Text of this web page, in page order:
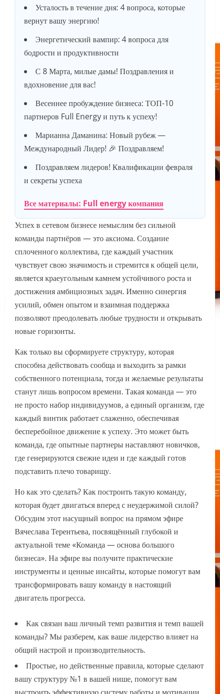
Усталость в течение дня: 4 вопроса, которые
вернут вашу энергию!
Энергетический вампир: 4 вопроса для
бодрости и продуктивности
С 8 Марта, милые дамы! Поздравления и
вдохновение для вас!
Весеннее пробуждение бизнеса: ТОП-10
партнеров Full Energy и путь к успеху!
Марианна Даманина: Новый рубеж —
Международный Лидер! 🎉 Поздравляем!
Поздравляем лидеров! Квалификации февраля
и секреты успеха
Все материалы: Full energy компания
Успех в сетевом бизнесе немыслим без сильной
команды партнёров — это аксиома. Создание
сплоченного коллектива, где каждый участник
чувствует свою значимость и стремится к общей цели,
является краеугольным камнем устойчивого роста и
достижения амбициозных задач. Именно синергия
усилий, обмен опытом и взаимная поддержка
позволяют преодолевать любые трудности и открывать
новые горизонты.
Как только вы сформируете структуру, которая
способна действовать сообща и выходить за рамки
собственного потенциала, тогда и желаемые результаты
станут лишь вопросом времени. Такая команда — это
не просто набор индивидуумов, а единый организм, где
каждый винтик работает слаженно, обеспечивая
бесперебойное движение к успеху. Это может быть
команда, где опытные партнеры наставляют новичков,
где генерируются свежие идеи и где каждый готов
подставить плечо товарищу.
Но как это сделать? Как построить такую команду,
которая будет двигаться вперед с неудержимой силой?
Обсудим этот насущный вопрос на прямом эфире
Вячеслава Терентьева, посвящённый глубокой и
актуальной теме «Команда — основа большого
бизнеса». На эфире вы получите практические
инструменты и ценные инсайты, которые помогут вам
трансформировать вашу команду в настоящий
двигатель прогресса.
Как связан ваш личный темп развития и темп вашей
команды? Мы разберем, как ваше лидерство влияет на
общий настрой и производительность.
Простые, но действенные правила, которые сделают
вашу структуру №1 в вашей нише, помогут вам